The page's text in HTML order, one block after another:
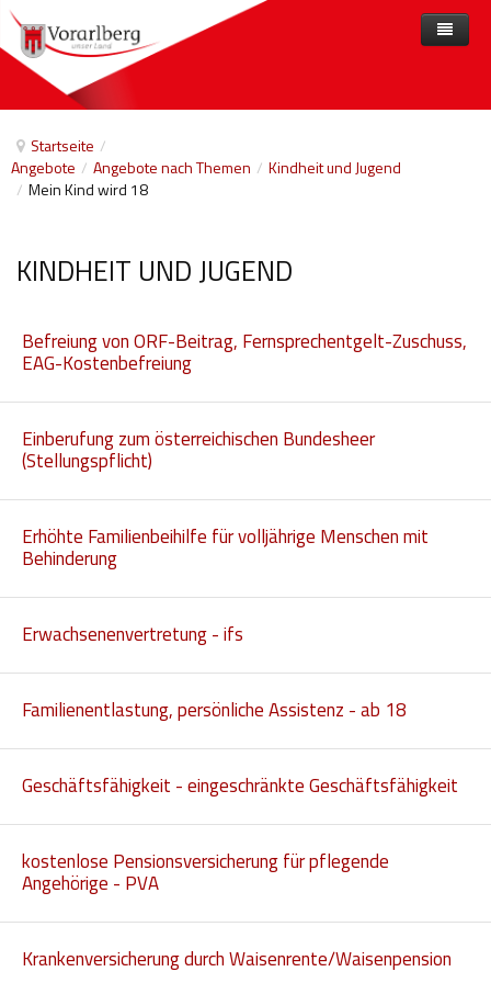
Startseite /
Angebote / Angebote nach Themen / Kindheit und Jugend
/ Mein Kind wird 18
KINDHEIT UND JUGEND
Befreiung von ORF-Beitrag, Fernsprechentgelt-Zuschuss,
EAG-Kostenbefreiung
Einberufung zum österreichischen Bundesheer
(Stellungspflicht)
Erhöhte Familienbeihilfe für volljährige Menschen mit
Behinderung
Erwachsenenvertretung - ifs
Familienentlastung, persönliche Assistenz - ab 18
Geschäftsfähigkeit - eingeschränkte Geschäftsfähigkeit
kostenlose Pensionsversicherung für pflegende
Angehörige - PVA
Krankenversicherung durch Waisenrente/Waisenpension
Home
Angebote nach Themen
Barrierefreiheit
Freizeit
Gesetzliche Vertretungen
Gesundheitliche Rehabilitation
Kindheit und Jugend
Pflege, Pflegende Angehörige
Unterstützung, Beratung, Assistenz
Anbieter
Veranstaltungen